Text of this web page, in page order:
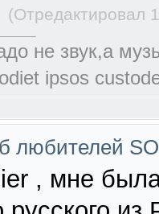
(Отредактировал
не звук,а
ipsos
любителей
, мне